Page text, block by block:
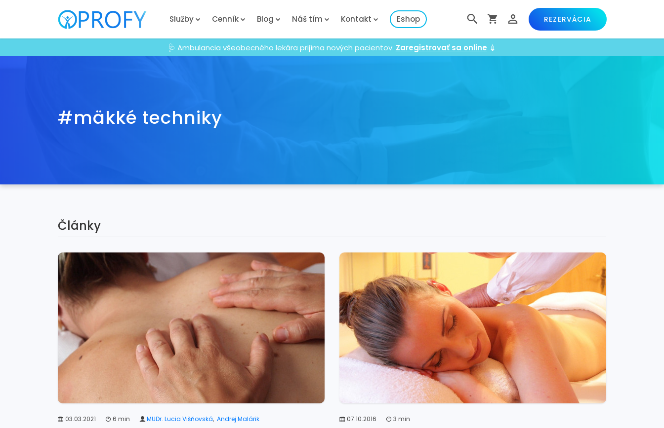
Služby Cenník Blog Náš tím Kontakt Eshop REZERVÁCIA
🩺 Ambulancia všeobecného lekára prijíma nových pacientov. Zaregistrovať sa online 💉
#mäkké techniky
Články
03.03.2021 6 min MUDr. Lucia Višňovská, Andrej Malárik 07.10.2016 3 min